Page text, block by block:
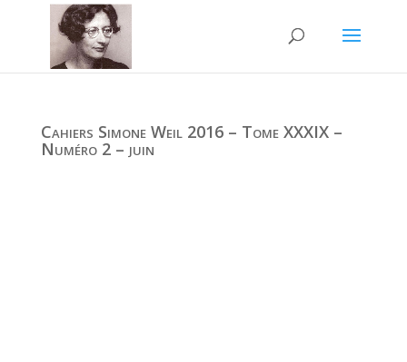
Cahiers Simone Weil 2016 – Tome XXXIX –
Numéro 2 – juin